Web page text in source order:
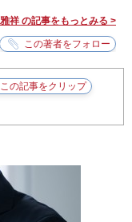
祥 の記事をもっとみる >